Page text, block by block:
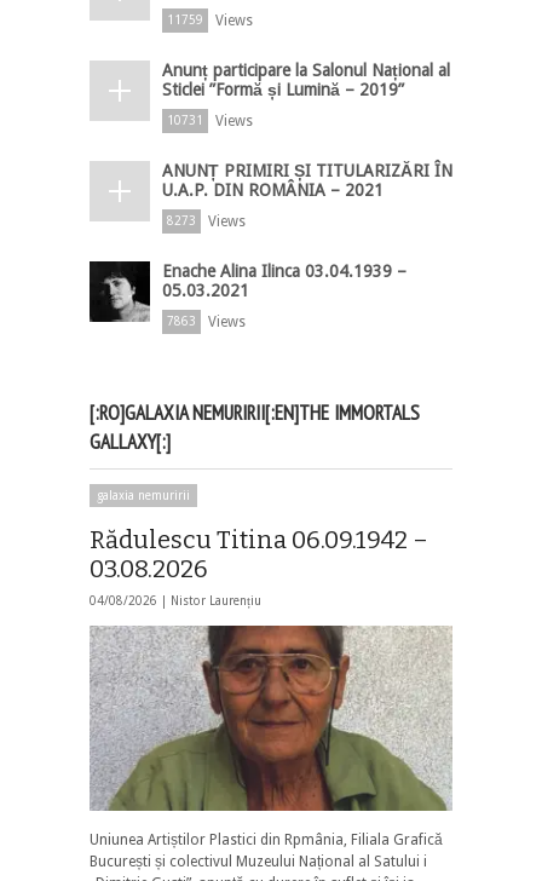
11759 Views
Anunț participare la Salonul Național al
Sticlei ”Formă și Lumină – 2019”
10731 Views
ANUNȚ PRIMIRI ȘI TITULARIZĂRI ÎN
U.A.P. DIN ROMÂNIA – 2021
8273 Views
Enache Alina Ilinca 03.04.1939 –
05.03.2021
7863 Views
[:RO]GALAXIA NEMURIRII[:EN]THE IMMORTALS
GALLAXY[:]
galaxia nemuririi
Rădulescu Titina 06.09.1942 –
03.08.2026
04/08/2026 | Nistor Laurențiu
Uniunea Artiștilor Plastici din Rpmânia, Filiala Grafică
București și colectivul Muzeului Național al Satului i